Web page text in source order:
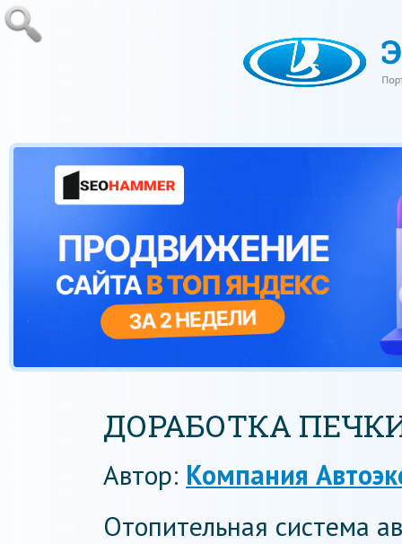
ДОРАБОТКА ПЕЧКИ
Автор: Компания
Отопительная система